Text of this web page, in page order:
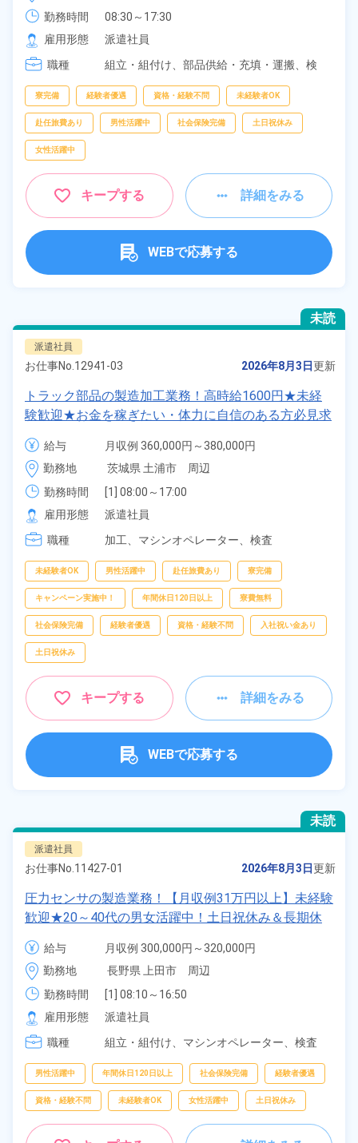
タグ 選択してください
ド
お仕事
出典：「位置参照情報」(国土交通省）の加工情報・「HeartRails
Geo API」(HeartRails Inc.)
勤務時間
08:30～17:30
雇用形態
派遣社員
職種
組立・組付け、 部品供給・充填・運搬、 検
寮完備 経験者優遇 資格・経験不問 未経験者OK
赴任旅費あり 男性活躍中 社会保険完備 土日祝休み
女性活躍中
キープする 詳細をみる
WEBで応募する
未読
派遣社員
お仕事No. 12941-03 2026年8月3日更新
トラック部品の製造加工業務！高時給1600円★未経
験歓迎★お金を稼ぎたい・体力に自信のある方必見求
人★嬉しい土日祝休み＆年間休日121日◎格安食堂も
完備♪《茨城県土浦市》
給与
月収例 360,000円～380,000円
時給 1,600円～1,600円
勤務地
茨城県 土浦市　周辺
勤務時間
[1] 08:00～17:00
[2] 20:00～05:00
雇用形態
派遣社員
職種
加工、 マシンオペレーター、 検査
未経験者OK 男性活躍中 赴任旅費あり 寮完備
キャンペーン実施中！ 年間休日120日以上 寮費無料
社会保険完備 経験者優遇 資格・経験不問 入社祝い金あり
土日祝休み
キープする 詳細をみる
WEBで応募する
未読
派遣社員
お仕事No. 11427-01 2026年8月3日更新
圧力センサの製造業務！【月収例31万円以上】未経験
歓迎★20～40代の男女活躍中！土日祝休み＆長期休
暇ありで年間休日123日！日払い制度あり♪社会保険
完備！《長野県上田市》
給与
月収例 300,000円～320,000円
時給 1,550円～1,550円
勤務地
長野県 上田市　周辺
勤務時間
[1] 08:10～16:50
[2] 16:10～00:50
[3] 23:35～08:15
雇用形態
派遣社員
職種
組立・組付け、 マシンオペレーター、 検査
男性活躍中 年間休日120日以上 社会保険完備 経験者優遇
資格・経験不問 未経験者OK 女性活躍中 土日祝休み